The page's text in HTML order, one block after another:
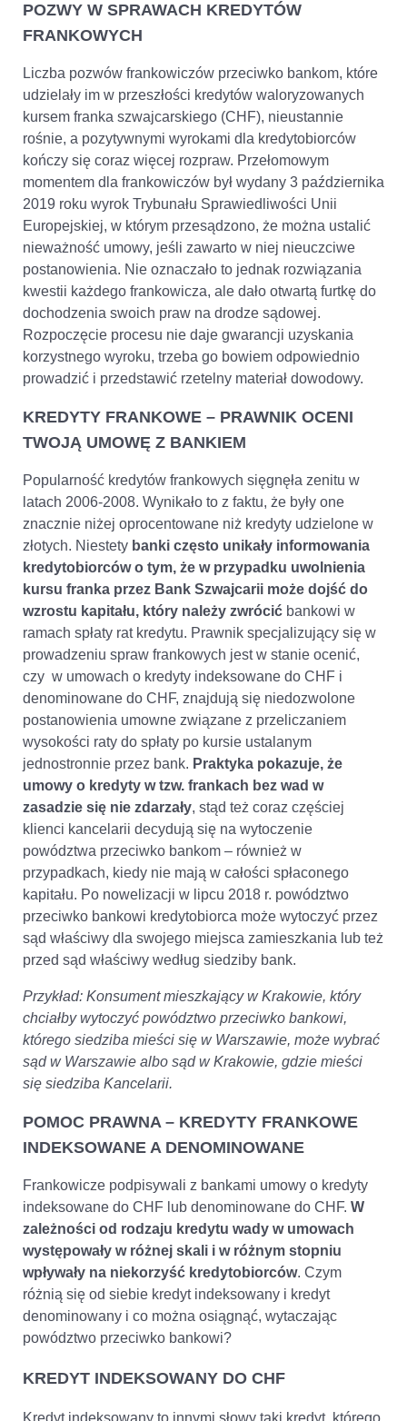
POZWY W SPRAWACH KREDYTÓW
FRANKOWYCH
Liczba pozwów frankowiczów przeciwko bankom, które
udzielały im w przeszłości kredytów waloryzowanych
kursem franka szwajcarskiego (CHF), nieustannie
rośnie, a pozytywnymi wyrokami dla kredytobiorców
kończy się coraz więcej rozpraw. Przełomowym
momentem dla frankowiczów był wydany 3 października
2019 roku wyrok Trybunału Sprawiedliwości Unii
Europejskiej, w którym przesądzono, że można ustalić
nieważność umowy, jeśli zawarto w niej nieuczciwe
postanowienia. Nie oznaczało to jednak rozwiązania
kwestii każdego frankowicza, ale dało otwartą furtkę do
dochodzenia swoich praw na drodze sądowej.
Rozpoczęcie procesu nie daje gwarancji uzyskania
korzystnego wyroku, trzeba go bowiem odpowiednio
prowadzić i przedstawić rzetelny materiał dowodowy.
KREDYTY FRANKOWE – PRAWNIK OCENI
TWOJĄ UMOWĘ Z BANKIEM
Popularność kredytów frankowych sięgnęła zenitu w
latach 2006-2008. Wynikało to z faktu, że były one
znacznie niżej oprocentowane niż kredyty udzielone w
złotych. Niestety banki często unikały informowania
kredytobiorców o tym, że w przypadku uwolnienia
kursu franka przez Bank Szwajcarii może dojść do
wzrostu kapitału, który należy zwrócić bankowi w
ramach spłaty rat kredytu. Prawnik specjalizujący się w
prowadzeniu spraw frankowych jest w stanie ocenić,
czy w umowach o kredyty indeksowane do CHF i
denominowane do CHF, znajdują się niedozwolone
postanowienia umowne związane z przeliczaniem
wysokości raty do spłaty po kursie ustalanym
jednostronnie przez bank. Praktyka pokazuje, że
umowy o kredyty w tzw. frankach bez wad w
zasadzie się nie zdarzały, stąd też coraz częściej
klienci kancelarii decydują się na wytoczenie
powództwa przeciwko bankom – również w
przypadkach, kiedy nie mają w całości spłaconego
kapitału. Po nowelizacji w lipcu 2018 r. powództwo
przeciwko bankowi kredytobiorca może wytoczyć przez
sąd właściwy dla swojego miejsca zamieszkania lub też
przed sąd właściwy według siedziby bank.
Przykład: Konsument mieszkający w Krakowie, który
chciałby wytoczyć powództwo przeciwko bankowi,
którego siedziba mieści się w Warszawie, może wybrać
sąd w Warszawie albo sąd w Krakowie, gdzie mieści
się siedziba Kancelarii.
POMOC PRAWNA – KREDYTY FRANKOWE
INDEKSOWANE A DENOMINOWANE
Frankowicze podpisywali z bankami umowy o kredyty
indeksowane do CHF lub denominowane do CHF. W
zależności od rodzaju kredytu wady w umowach
występowały w różnej skali i w różnym stopniu
wpływały na niekorzyść kredytobiorców. Czym
różnią się od siebie kredyt indeksowany i kredyt
denominowany i co można osiągnąć, wytaczając
powództwo przeciwko bankowi?
KREDYT INDEKSOWANY DO CHF
Kredyt indeksowany to innymi słowy taki kredyt, którego